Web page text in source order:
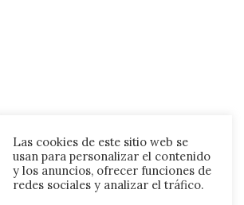
Las cookies de este sitio web se
usan para personalizar el contenido
y los anuncios, ofrecer funciones de
redes sociales y analizar el tráfico.